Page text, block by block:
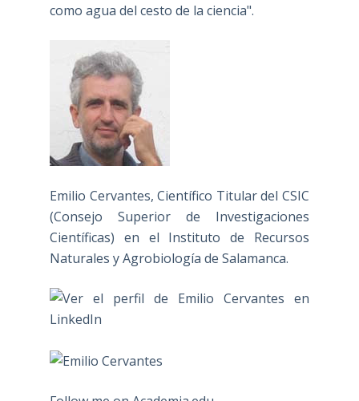
como agua del cesto de la ciencia".
Emilio Cervantes, Científico Titular del CSIC
(Consejo Superior de Investigaciones
Científicas) en el Instituto de Recursos
Naturales y Agrobiología de Salamanca.